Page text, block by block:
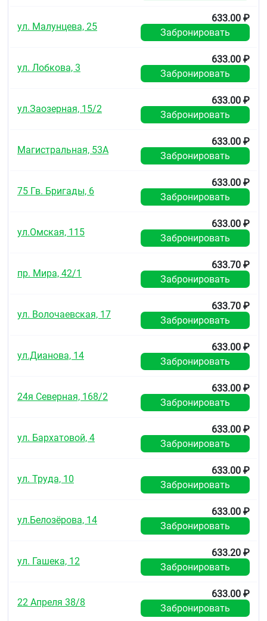
Хранить при температуре от 5 С до 25 С. Защищать
от света.
Срок годности
Не использовать по истечении срока годности.
Без рецепта.
ул. Малунцева, 25
633.00 ₽
Забронировать
ул. Лобкова, 3
633.00 ₽
Забронировать
ул.Заозерная, 15/2
633.00 ₽
Забронировать
Магистральная, 53А
633.00 ₽
Забронировать
75 Гв. Бригады, 6
633.00 ₽
Забронировать
ул.Омская, 115
633.00 ₽
Забронировать
пр. Мира, 42/1
633.70 ₽
Забронировать
ул. Волочаевская, 17
633.70 ₽
Забронировать
ул.Дианова, 14
633.00 ₽
Забронировать
24я Северная, 168/2
633.00 ₽
Забронировать
ул. Бархатовой, 4
633.00 ₽
Забронировать
ул. Труда, 10
633.00 ₽
Забронировать
ул.Белозёрова, 14
633.00 ₽
Забронировать
ул. Гашека, 12
633.20 ₽
Забронировать
22 Апреля 38/8
633.00 ₽
Забронировать